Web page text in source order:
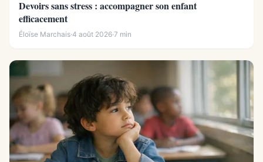
Devoirs sans stress : accompagner son enfant
efficacement
Éloïse Marchais·4 août 2026·7 min